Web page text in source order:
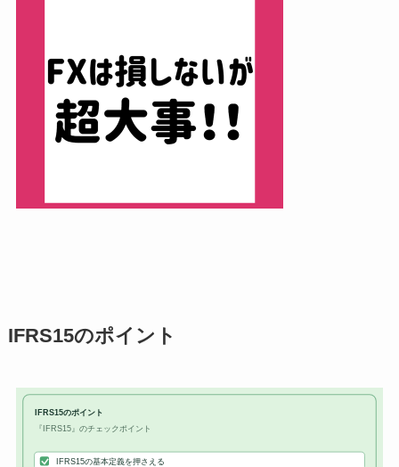
IFRS15のポイント
IFRS15のポイント
『IFRS15』のチェックポイント
IFRS15の基本定義を押さえる